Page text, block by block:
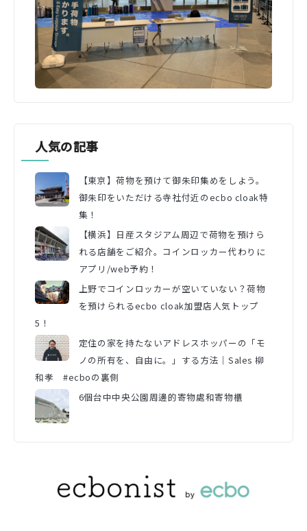
人気の記事
【東京】荷物を預けて御朱印集めをしよう。
御朱印をいただける寺社付近のecbo cloak特
集！
【横浜】日産スタジアム周辺で荷物を預けら
れる店舗をご紹介。コインロッカー代わりに
アプリ/web予約！
上野でコインロッカーが空いていない？荷物
を預けられるecbo cloak加盟店人気トップ
5！
定住の家を持たないアドレスホッパーの「モ
ノの所有を、自由に。」する方法｜Sales 柳
和孝 #ecboの裏側
6個台中中央公園周邊的寄物處和寄物櫃